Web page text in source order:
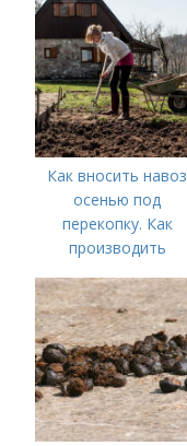
Как вносить навоз
осенью под
перекопку. Как
производить